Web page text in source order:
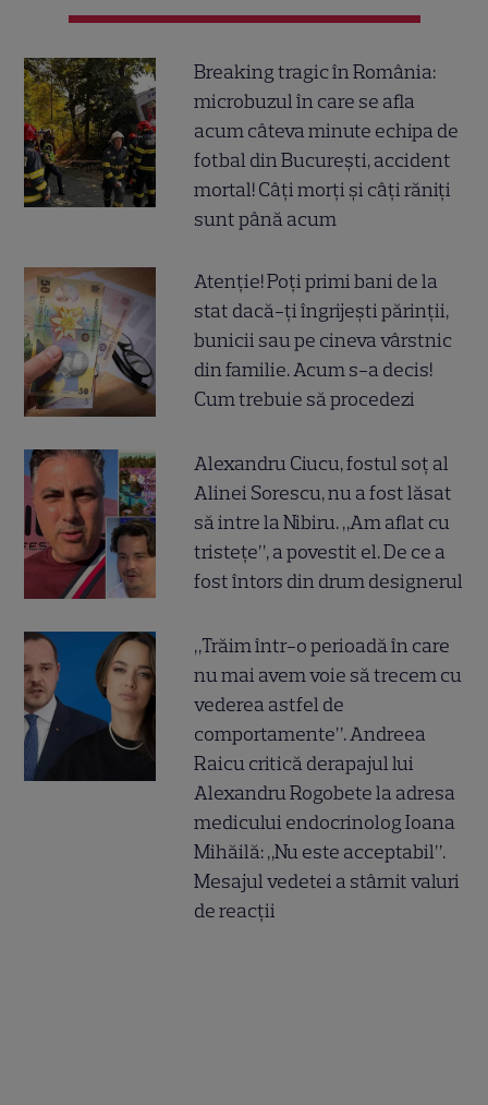
Breaking tragic în România:
microbuzul în care se afla
acum câteva minute echipa de
fotbal din București, accident
mortal! Câți morți și câți răniți
sunt până acum
Atenție! Poți primi bani de la
stat dacă-ți îngrijești părinții,
bunicii sau pe cineva vârstnic
din familie. Acum s-a decis!
Cum trebuie să procedezi
Alexandru Ciucu, fostul soț al
Alinei Sorescu, nu a fost lăsat
să intre la Nibiru. „Am aflat cu
tristețe”, a povestit el. De ce a
fost întors din drum designerul
„Trăim într-o perioadă în care
nu mai avem voie să trecem cu
vederea astfel de
comportamente”. Andreea
Raicu critică derapajul lui
Alexandru Rogobete la adresa
medicului endocrinolog Ioana
Mihăilă: „Nu este acceptabil”.
Mesajul vedetei a stârnit valuri
de reacții